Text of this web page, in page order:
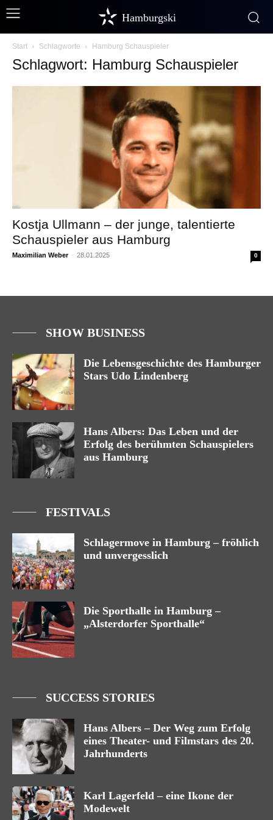
Hamburgski
Start Schlagworte Hamburg Schauspieler
Schlagwort: Hamburg Schauspieler
Kostja Ullmann – der junge, talentierte
Schauspieler aus Hamburg
Maximilian Weber - 28.01.2025 0
SHOW BUSINESS
Die Lebensgeschichte des Hamburger
Stars Udo Lindenberg
Hans Albers: Das Leben und der
Erfolg des berühmten Schauspielers
aus Hamburg
FESTIVALS
Schlagermove in Hamburg – fröhlich
und unvergesslich
Die Sporthalle in Hamburg –
„Alsterdorfer Sporthalle“
SUCCESS STORIES
Hans Albers – Der Weg zum Erfolg
eines Theater- und Filmstars des 20.
Jahrhunderts
Karl Lagerfeld – eine Ikone der
Modewelt